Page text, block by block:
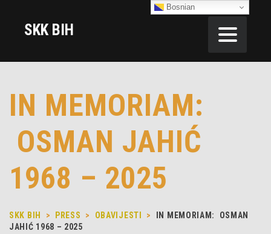
SKK BIH
IN MEMORIAM:
OSMAN JAHIĆ
1968 – 2025
SKK BIH > PRESS > OBAVIJESTI >
IN MEMORIAM: OSMAN
JAHIĆ 1968 – 2025
Bosnian